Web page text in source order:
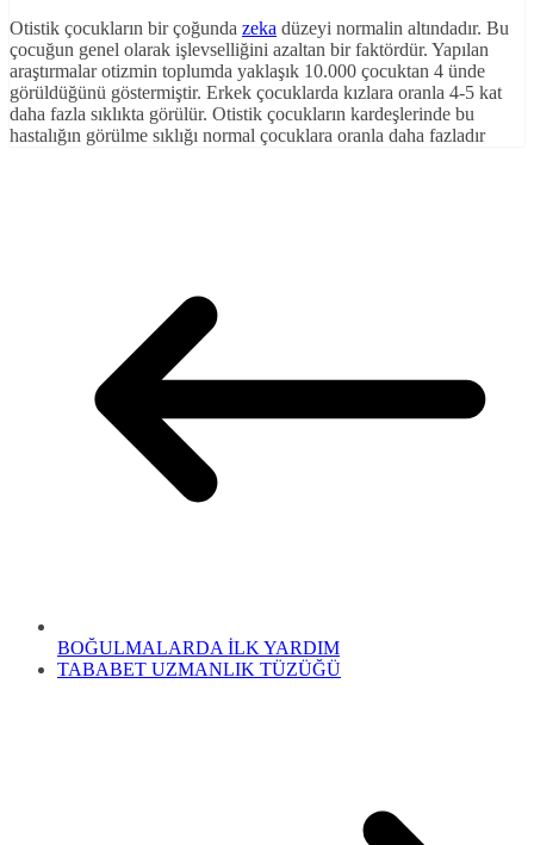
Otistik çocukların bir çoğunda zeka düzeyi normalin altındadır. Bu
çocuğun genel olarak işlevselliğini azaltan bir faktördür. Yapılan
araştırmalar otizmin toplumda yaklaşık 10.000 çocuktan 4 ünde
görüldüğünü göstermiştir. Erkek çocuklarda kızlara oranla 4-5 kat
daha fazla sıklıkta görülür. Otistik çocukların kardeşlerinde bu
hastalığın görülme sıklığı normal çocuklara oranla daha fazladır
BOĞULMALARDA İLK YARDIM
TABABET UZMANLIK TÜZÜĞÜ